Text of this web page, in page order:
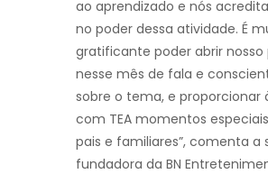
ao aprendizado e nós
no poder dessa atividade. É
gratificante poder abrir nosso
nesse mês de fala e
sobre o tema, e proporcionar
com TEA momentos
pais e familiares”, comenta a
fundadora da BN